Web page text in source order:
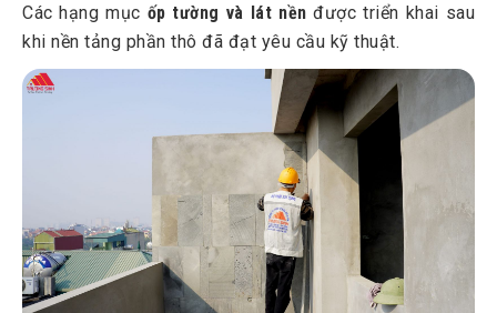
Các hạng mục ốp tường và lát nền được triển khai sau
khi nền tảng phần thô đã đạt yêu cầu kỹ thuật.